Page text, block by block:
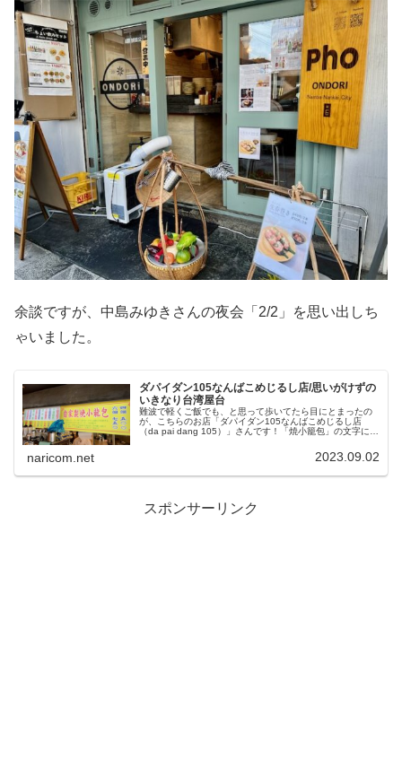
余談ですが、中島みゆきさんの夜会「2/2」を思い出しち
ゃいました。
ダパイダン105なんばこめじるし店/思いがけずの
いきなり台湾屋台
難波で軽くご飯でも、と思って歩いてたら目にとまったの
が、こちらのお店「ダパイダン105なんばこめじるし店
（da pai dang 105）」さんです！「焼小籠包」の文字に釘
台湾唐揚げやビール等もいただけて、思いがけずの台湾旅
naricom.net 2023.09.02
スポンサーリンク